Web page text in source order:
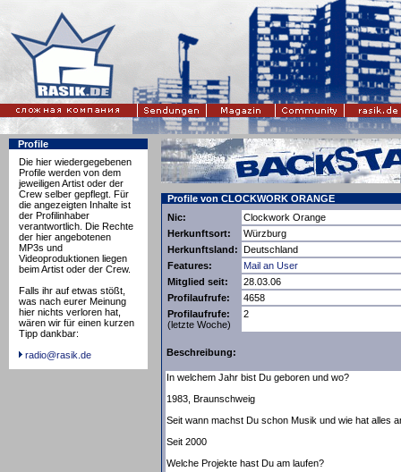
Profile
Die hier wiedergegebenen
Profile werden von dem
jeweiligen Artist oder der
Crew selber gepflegt. Für
die angezeigten Inhalte ist
der Profilinhaber
verantwortlich. Die Rechte
der hier angebotenen
MP3s und
Videoproduktionen liegen
beim Artist oder der Crew.
Falls ihr auf etwas stößt,
was nach eurer Meinung
hier nichts verloren hat,
wären wir für einen kurzen
Tipp dankbar:
radio@rasik.de
Profile von CLOCKWORK ORANGE
Nic:
Clockwork Orange
Herkunftsort:
Würzburg
Herkunftsland: Deutschland
Features:
Mail an User
Mitglied seit:
28.03.06
Profilaufrufe:
4658
Profilaufrufe:
(letzte Woche)
2
Beschreibung:
In welchem Jahr bist Du geboren und wo?
1983, Braunschweig
Seit wann machst Du schon Musik und wie hat alles
Seit 2000
Welche Projekte hast Du am laufen?